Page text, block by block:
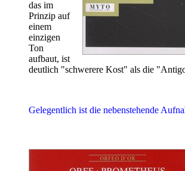
das im
Prinzip auf
einem
einzigen
Ton
aufbaut, ist
deutlich "schwerere Kost" als die
Gelegentlich ist die nebenstehende